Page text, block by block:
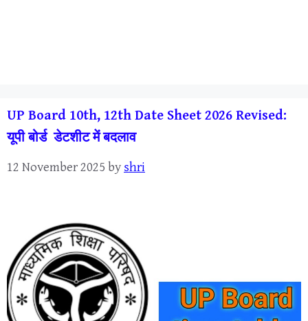
UP Board 10th, 12th Date Sheet 2026 Revised:
यूपी बोर्ड डेटशीट में बदलाव
12 November 2025 by shri